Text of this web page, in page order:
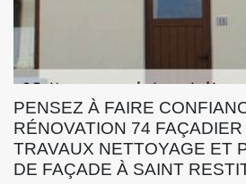
PENSEZ À FAIRE
RÉNOVATION 74
TRAVAUX NETTOYAGE ET
DE FAÇADE À SAINT